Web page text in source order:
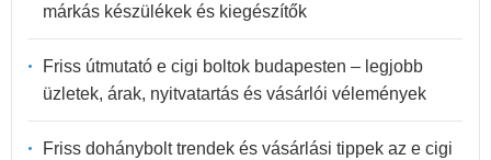
márkás készülékek és kiegészítők
Friss útmutató e cigi boltok budapesten – legjobb
üzletek, árak, nyitvatartás és vásárlói vélemények
Friss dohánybolt trendek és vásárlási tippek az e cigi